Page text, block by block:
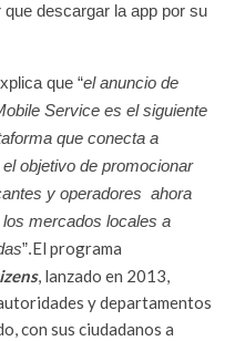
que descargar la app por su
que “el anuncio de
Service es el siguiente
que conecta a
objetivo de promocionar
y operadores ahora
mercados locales a
”.El programa
, lanzado en 2013,
y departamentos
con sus ciudadanos a